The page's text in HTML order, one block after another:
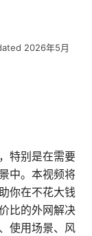
2026年5月
特别是在需要
中。本视频将
你在不花大钱
比的外网解决
使用场景、风